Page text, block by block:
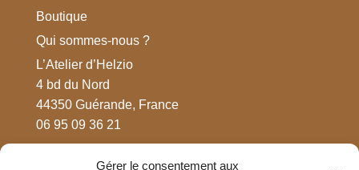
Gérer le consentement aux
Boutique
Qui sommes-nous ?
L’Atelier d’Helzio
4 bd du Nord
44350 Guérande, France
06 95 09 36 21